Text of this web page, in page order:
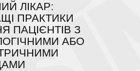
ЛІКАР:
ПРАКТИКИ
ПАЦІЄНТІВ З
АБО